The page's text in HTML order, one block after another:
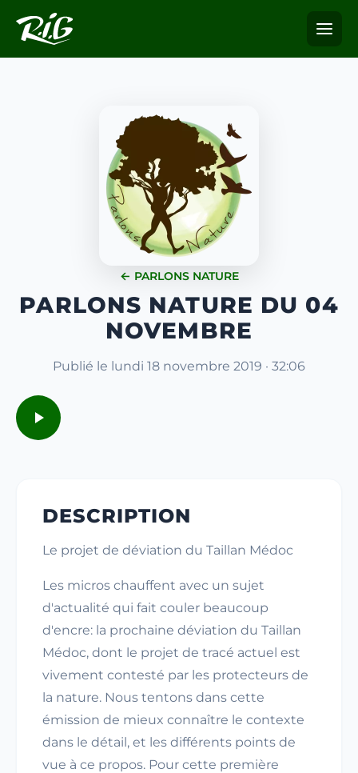
← PARLONS NATURE
PARLONS NATURE DU 04
NOVEMBRE
Publié le lundi 18 novembre 2019 · 32:06
DESCRIPTION
Le projet de déviation du Taillan Médoc
Les micros chauffent avec un sujet
d'actualité qui fait couler beaucoup
d'encre: la prochaine déviation du Taillan
Médoc, dont le projet de tracé actuel est
vivement contesté par les protecteurs de
la nature. Nous tentons dans cette
émission de mieux connaître le contexte
dans le détail, et les différents points de
vue à ce propos. Pour cette première